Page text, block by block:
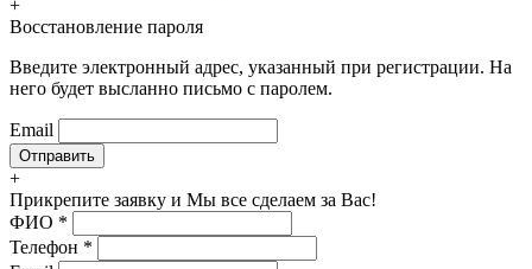
+
Восстановление пароля
Введите электронный адрес, указанный при регистрации. На
него будет высланно письмо с паролем.
Email
+
Прикрепите заявку и Мы все сделаем за Вас!
ФИО *
Телефон *